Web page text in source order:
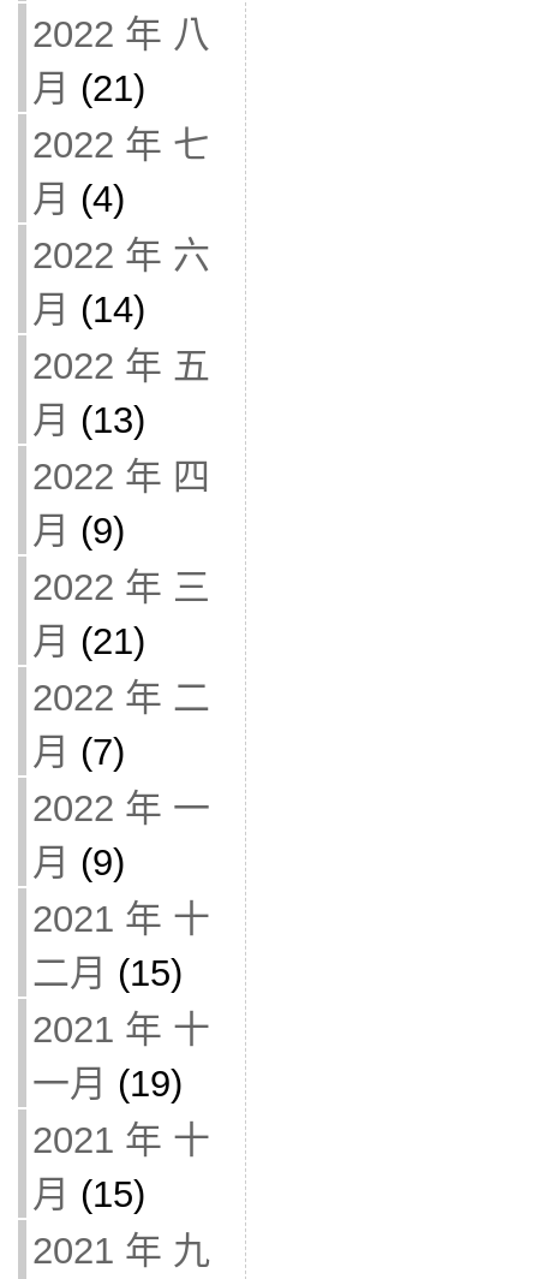
2022 年 八
月 (21)
2022 年 七
月 (4)
2022 年 六
月 (14)
2022 年 五
月 (13)
2022 年 四
月 (9)
2022 年 三
月 (21)
2022 年 二
月 (7)
2022 年 一
月 (9)
2021 年 十
二月 (15)
2021 年 十
一月 (19)
2021 年 十
月 (15)
2021 年 九